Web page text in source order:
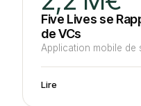
Five Lives se
de VCs
Application mobile de
Lire